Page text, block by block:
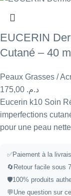
EUCERIN
Cutané – 40
Peaux Grasses /
د.م.
Eucerin k10 Soin
imperfections
pour une peau
✅Paiement à la
🔄Retour facile sous
🛡️100% produits
💬Une question sur